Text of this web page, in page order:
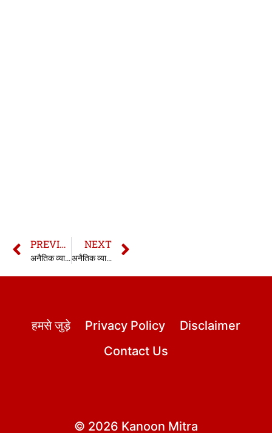
PREVIOUS
अनैतिक व्यापार अधिनियम की धारा 7 | 7 Immoral Traffic Act In Hindi
NEXT
अनैतिक व्यापार अधिनियम की धारा 9 | 9 Immoral Traffic Act In Hindi
हमसे जुड़े Privacy Policy
Disclaimer
Contact Us
© 2026 Kanoon Mitra